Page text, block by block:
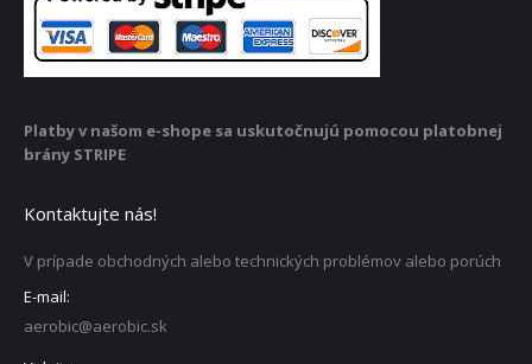
Platby v našom e-shope sa uskutočnujú pomocou platobnej
brány STRIPE
Kontaktujte nás!
V prípade obchodných alebo technických problémov alebo porúch
E-mail:
aerobic@aerobic.sk